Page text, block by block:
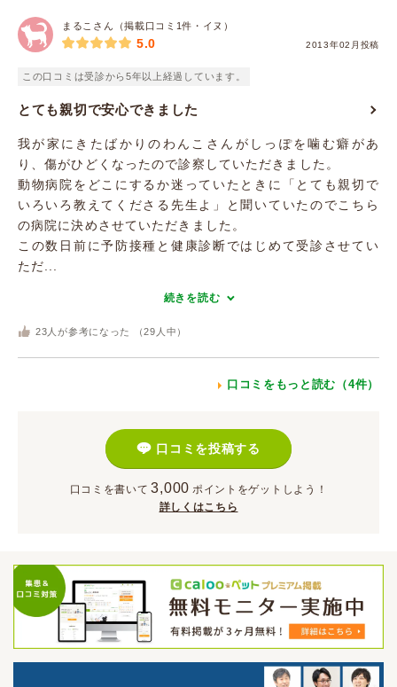
まるこさん（掲載口コミ1件・イヌ）
2013年02月投稿
5.0
この口コミは受診から5年以上経過しています。
とても親切で安心できました
我が家にきたばかりのわんこさんがしっぽを噛む癖があ
り、傷がひどくなったので診察していただきました。
動物病院をどこにするか迷っていたときに「とても親切で
いろいろ教えてくださる先生よ」と聞いていたのでこちら
の病院に決めさせていただきました。
この数日前に予防接種と健康診断ではじめて受診させてい
ただ...
続きを読む
23 人が参考になった （29 人中）
口コミをもっと読む（4件）
口コミを投稿する
口コミを書いて 3,000 ポイント をゲットしよう！
詳しくはこちら